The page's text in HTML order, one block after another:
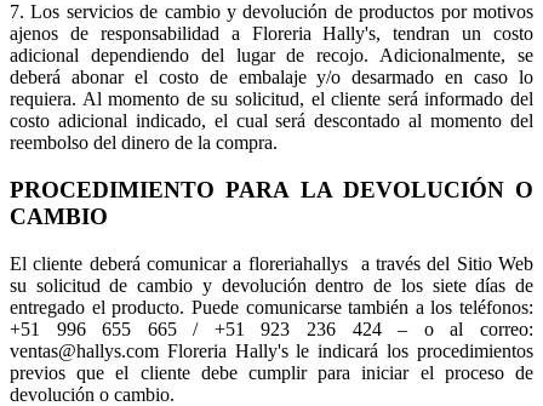
7. Los servicios de cambio y devolución de productos por motivos
ajenos de responsabilidad a Floreria Hally's, tendran un costo
adicional dependiendo del lugar de recojo. Adicionalmente, se
deberá abonar el costo de embalaje y/o desarmado en caso lo
requiera. Al momento de su solicitud, el cliente será informado del
costo adicional indicado, el cual será descontado al momento del
reembolso del dinero de la compra.
PROCEDIMIENTO PARA LA DEVOLUCIÓN O
CAMBIO
El cliente deberá comunicar a floreriahallys a través del Sitio Web
su solicitud de cambio y devolución dentro de los siete días de
entregado el producto. Puede comunicarse también a los teléfonos:
+51 996 655 665 / +51 923 236 424 – o al correo:
ventas@hallys.com Floreria Hally's le indicará los procedimientos
previos que el cliente debe cumplir para iniciar el proceso de
devolución o cambio.